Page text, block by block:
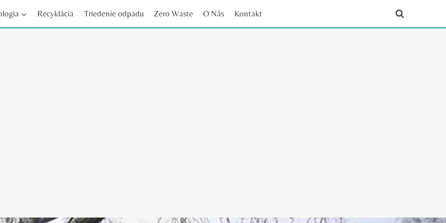
Recyklácia Triedenie odpadu Zero Waste O Nás Kontakt